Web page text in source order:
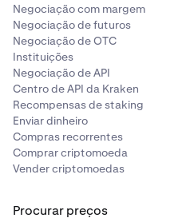
Negociação com margem
Negociação de futuros
Negociação de OTC
Instituições
Negociação de API
Centro de API da Kraken
Recompensas de staking
Enviar dinheiro
Compras recorrentes
Comprar criptomoeda
Vender criptomoedas
Procurar preços